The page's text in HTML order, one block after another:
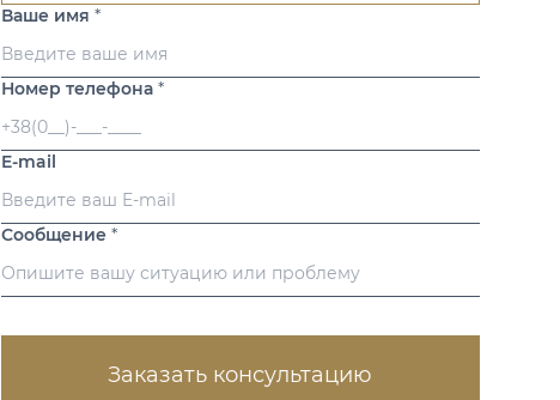
Ваше имя *
Номер телефона *
E-mail
Сообщение *
Заказать консультацию